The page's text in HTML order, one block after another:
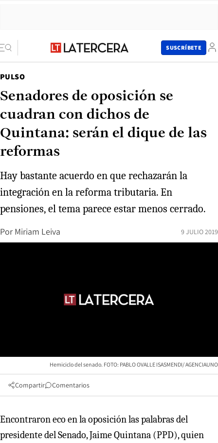
SUSCRÍBETE
PULSO
Senadores de oposición se
cuadran con dichos de
Quintana: serán el dique de las
reformas
Hay bastante acuerdo en que rechazarán la
integración en la reforma tributaria. En
pensiones, el tema parece estar menos cerrado.
Por Miriam Leiva 9 JULIO 2019
Hemiciclo del senado. FOTO: PABLO OVALLE ISASMENDI/ AGENCIAUNO
Compartir Comentarios
Encontraron eco en la oposición las palabras del
presidente del Senado, Jaime Quintana (PPD), quien